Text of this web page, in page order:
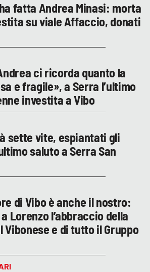
fatta Andrea Minasi: morta
su viale Affaccio, donati
ci ricorda quanto la
e fragile», a Serra l’ultimo
investita a Vibo
sette vite, espiantati gli
saluto a Serra San
di Vibo è anche il nostro:
Lorenzo l’abbraccio della
Vibonese e di tutto il Gruppo